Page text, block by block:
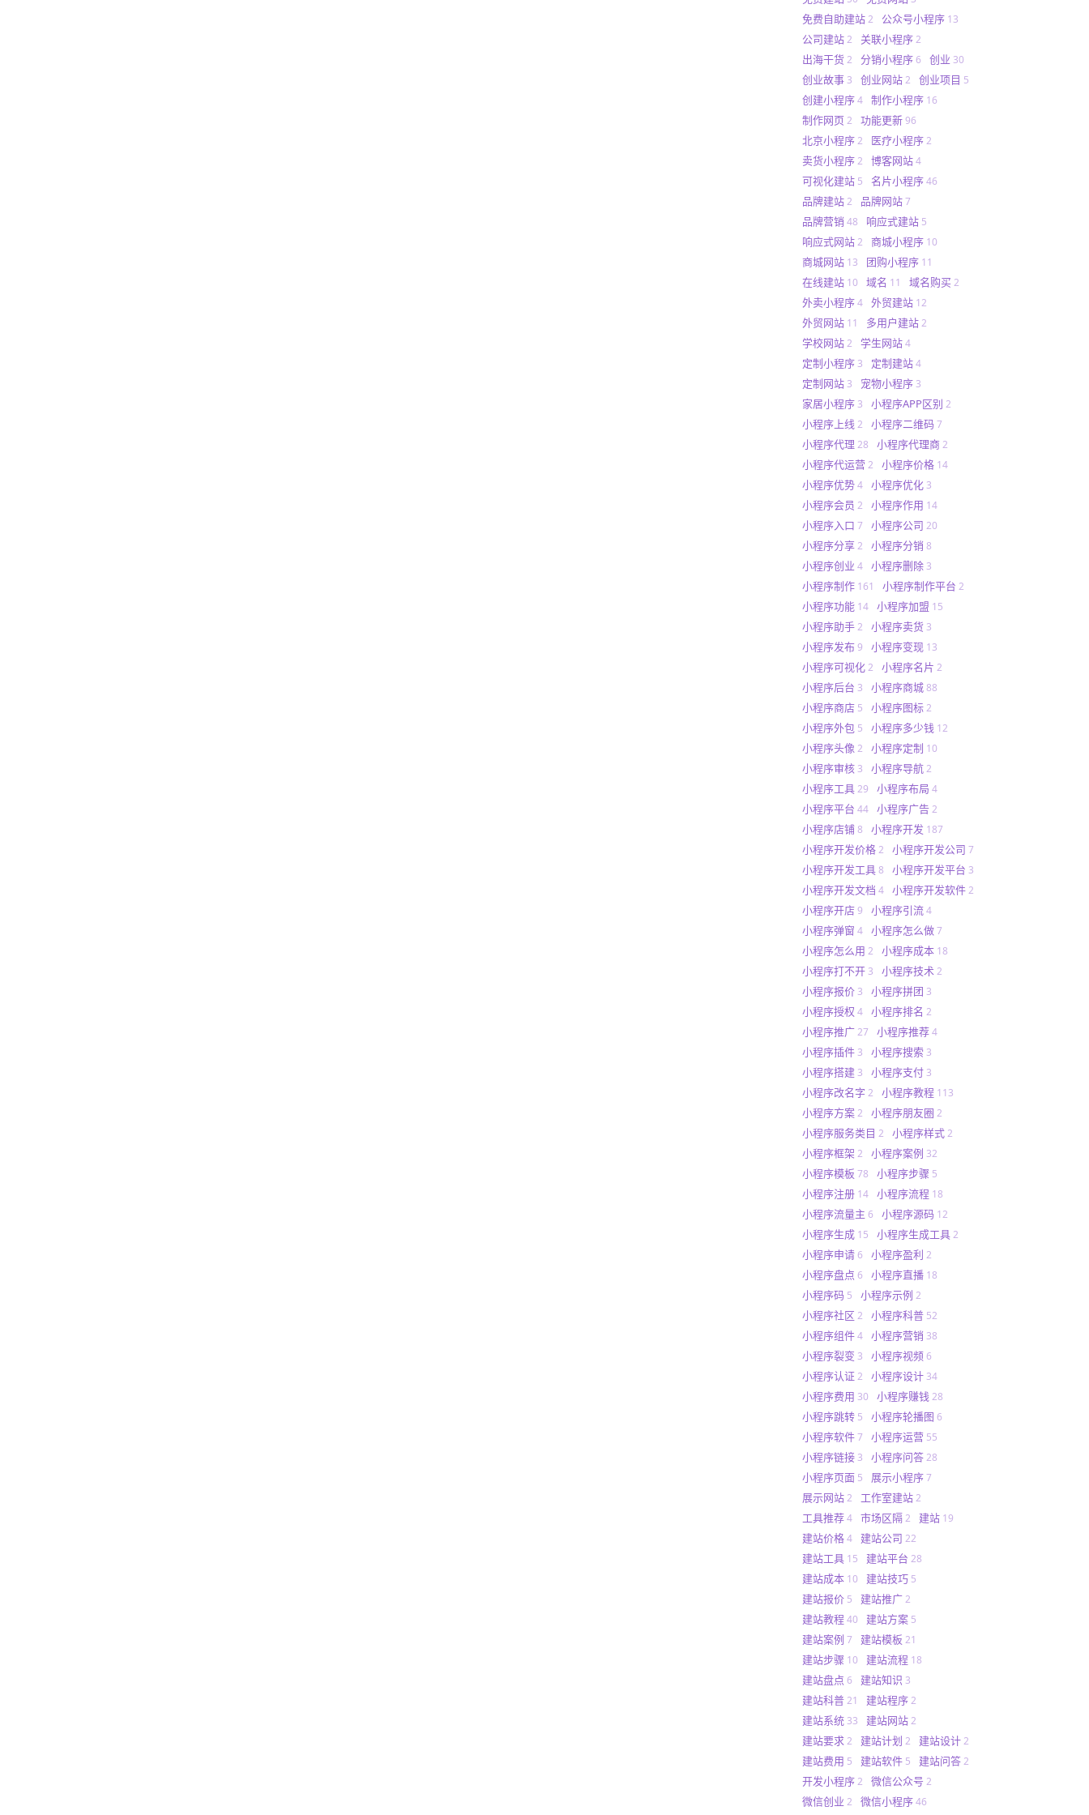
免费自助建站 2 公众号小程序 13
公司建站 2 关联小程序 2
出海干货 2 分销小程序 6 创业 30
创业故事 3 创业网站 2 创业项目 5
创建小程序 4 制作小程序 16
制作网页 2 功能更新 96
北京小程序 2 医疗小程序 2
卖货小程序 2 博客网站 4
可视化建站 5 名片小程序 46
品牌建站 2 品牌网站 7
品牌营销 48 响应式建站 5
响应式网站 2 商城小程序 10
商城网站 13 团购小程序 11
在线建站 10 域名 11 域名购买 2
外卖小程序 4 外贸建站 12
外贸网站 11 多用户建站 2
学校网站 2 学生网站 4
定制小程序 3 定制建站 4
定制网站 3 宠物小程序 3
家居小程序 3 小程序APP区别 2
小程序上线 2 小程序二维码 7
小程序代理 28 小程序代理商 2
小程序代运营 2 小程序价格 14
小程序优势 4 小程序优化 3
小程序会员 2 小程序作用 14
小程序入口 7 小程序公司 20
小程序分享 2 小程序分销 8
小程序创业 4 小程序删除 3
小程序制作 161 小程序制作平台 2
小程序功能 14 小程序加盟 15
小程序助手 2 小程序卖货 3
小程序发布 9 小程序变现 13
小程序可视化 2 小程序名片 2
小程序后台 3 小程序商城 88
小程序商店 5 小程序图标 2
小程序外包 5 小程序多少钱 12
小程序头像 2 小程序定制 10
小程序审核 3 小程序导航 2
小程序工具 29 小程序布局 4
小程序平台 44 小程序广告 2
小程序店铺 8 小程序开发 187
小程序开发价格 2 小程序开发公司 7
小程序开发工具 8 小程序开发平台 3
小程序开发文档 4 小程序开发软件 2
小程序开店 9 小程序引流 4
小程序弹窗 4 小程序怎么做 7
小程序怎么用 2 小程序成本 18
小程序打不开 3 小程序技术 2
小程序报价 3 小程序拼团 3
小程序授权 4 小程序排名 2
小程序推广 27 小程序推荐 4
小程序插件 3 小程序搜索 3
小程序搭建 3 小程序支付 3
小程序改名字 2 小程序教程 113
小程序方案 2 小程序朋友圈 2
小程序服务类目 2 小程序样式 2
小程序框架 2 小程序案例 32
小程序模板 78 小程序步骤 5
小程序注册 14 小程序流程 18
小程序流量主 6 小程序源码 12
小程序生成 15 小程序生成工具 2
小程序申请 6 小程序盈利 2
小程序盘点 6 小程序直播 18
小程序码 5 小程序示例 2
小程序社区 2 小程序科普 52
小程序组件 4 小程序营销 38
小程序裂变 3 小程序视频 6
小程序认证 2 小程序设计 34
小程序费用 30 小程序赚钱 28
小程序跳转 5 小程序轮播图 6
小程序软件 7 小程序运营 55
小程序链接 3 小程序问答 28
小程序页面 5 展示小程序 7
展示网站 2 工作室建站 2
工具推荐 4 市场区隔 2 建站 19
建站价格 4 建站公司 22
建站工具 15 建站平台 28
建站成本 10 建站技巧 5
建站报价 5 建站推广 2
建站教程 40 建站方案 5
建站案例 7 建站模板 21
建站步骤 10 建站流程 18
建站盘点 6 建站知识 3
建站科普 21 建站程序 2
建站系统 33 建站网站 2
建站要求 2 建站计划 2 建站设计 2
建站费用 5 建站软件 5 建站问答 2
开发小程序 2 微信公众号 2
微信创业 2 微信小程序 46